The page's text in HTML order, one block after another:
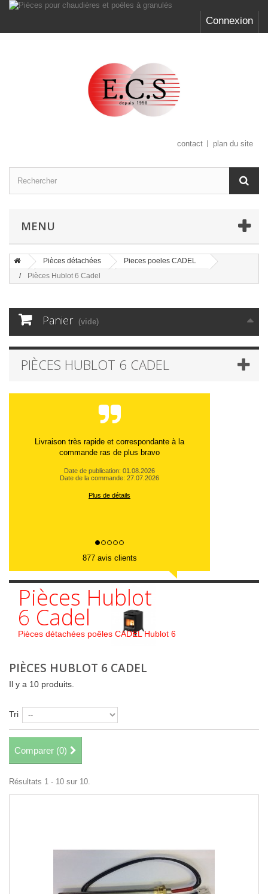
Connexion
contact plan du site
MENU
Pièces détachées
Pieces poeles CADEL
Pièces Hublot 6 Cadel
Panier (vide)
PIÈCES HUBLOT 6 CADEL
Produit conforme et fonctionne . Livraison très
rapide
Date de publication: 07.05.2026
Date de la commande: 22.04.2026
Plus de détails
877 avis clients
Pièces Hublot
6 Cadel
Pièces détachées poêles CADEL Hublot 6
PIÈCES HUBLOT 6 CADEL
Il y a 10 produits.
Tri
Comparer (0)
Résultats 1 - 10 sur 10.